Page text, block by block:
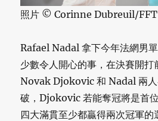
照片 © Corinne Dubreuil/FFT
Rafael Nadal 拿下今年法網男
少數令人開心的事，在決賽開打
Novak Djokovic 和 Nadal 兩人
破，Djokovic 若能奪冠將是首
四大滿貫至少都贏得兩次冠軍